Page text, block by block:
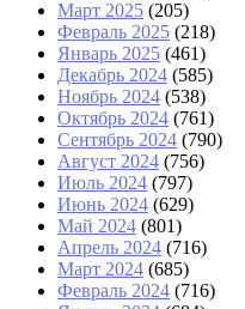
Март 2025 (205)
Февраль 2025 (218)
Январь 2025 (461)
Декабрь 2024 (585)
Ноябрь 2024 (538)
Октябрь 2024 (761)
Сентябрь 2024 (790)
Август 2024 (756)
Июль 2024 (797)
Июнь 2024 (629)
Май 2024 (801)
Апрель 2024 (716)
Март 2024 (685)
Февраль 2024 (716)